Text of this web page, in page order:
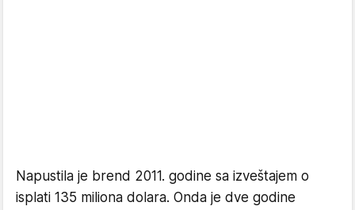
Napustila je brend 2011. godine sa izveštajem o
isplati 135 miliona dolara. Onda je dve godine